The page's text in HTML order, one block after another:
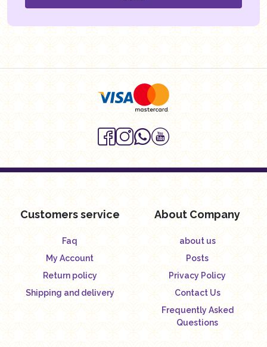
Customers service
Faq
My Account
Return policy
Shipping and delivery
About Company
about us
Posts
Privacy Policy
Contact Us
Frequently Asked
Questions